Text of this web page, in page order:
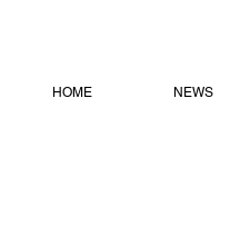
HOME NEWS